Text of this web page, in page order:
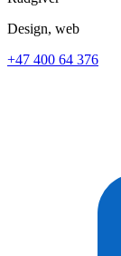
Design, web
+47 400 64 376